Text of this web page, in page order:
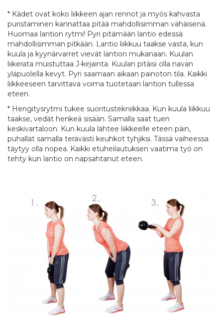
* Kädet ovat koko liikkeen ajan rennot ja myös kahvasta
puristaminen kannattaa pitää mahdollisimman vähäisenä.
Huomaa lantion rytmi! Pyri pitämään lantio edessä
mahdollisimman pitkään. Lantio liikkuu taakse vasta, kun
kuula ja kyynärvarret vievät lantion mukanaan. Kuulan
liikerata muistuttaa J-kirjainta. Kuulan pitäisi olla navan
yläpuolella kevyt. Pyri saamaan aikaan painoton tila. Kaikki
liikkeeseen tarvittava voima tuotetaan lantion tullessa
eteen.
* Hengitysrytmi tukee suoritustekniikkaa. Kun kuula liikkuu
taakse, vedät henkeä sisään. Samalla saat tuen
keskivartaloon. Kun kuula lähtee liikkeelle eteen päin,
puhallat samalla terävästi keuhkot tyhjiksi. Tässä vaiheessa
täytyy olla nopea. Kaikki etuheilautuksen vaatima työ on
tehty kun lantio on napsahtanut eteen.